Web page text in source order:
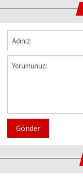
Gönder